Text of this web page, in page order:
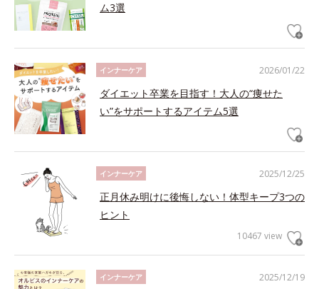
ム3選
2026/01/22
インナーケア
ダイエット卒業を目指す！大人の“痩せた
い”をサポートするアイテム5選
2025/12/25
インナーケア
正月休み明けに後悔しない！体型キープ3つの
ヒント
10467 view
2025/12/19
インナーケア